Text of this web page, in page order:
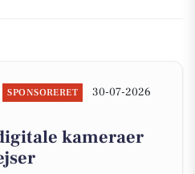
SPONSORERET
30-07-2026
kameraer